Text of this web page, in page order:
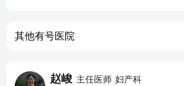
其他有号医院
赵峻 主任医师 妇产科